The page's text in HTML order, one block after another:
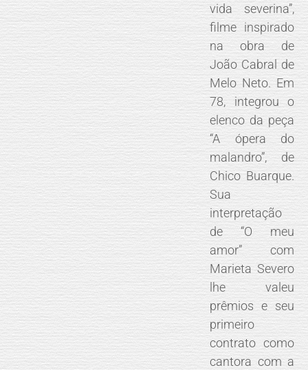
vida severina”,
filme inspirado
na obra de
João Cabral de
Melo Neto. Em
78, integrou o
elenco da peça
“A ópera do
malandro”, de
Chico Buarque.
Sua
interpretação
de “O meu
amor” com
Marieta Severo
lhe valeu
prêmios e seu
primeiro
contrato como
cantora com a